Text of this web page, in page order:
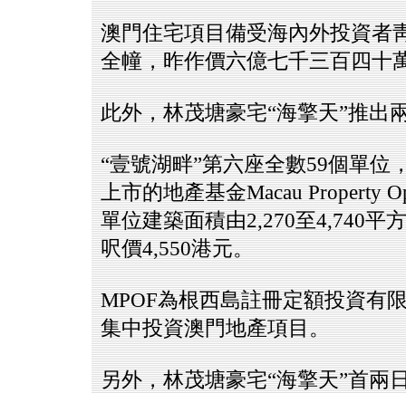
澳門住宅項目備受海內外投資者
全幢，昨作價六億七千三百四十
此外，林茂塘豪宅“海擎天”推出
“壹號湖畔”第六座全數59個單位
上市的地產基金Macau Property
單位建築面積由2,270至4,740平
呎價4,550港元。
MPOF為根西島註冊定額投資有
集中投資澳門地產項目。
另外，林茂塘豪宅“海擎天”首兩